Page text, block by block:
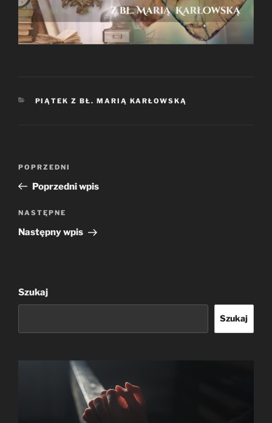
KATEGORIE
PIĄTEK Z BŁ. MARIĄ KARŁOWSKĄ
wpisu
Poprzedni
wpis
POPRZEDNI
Poprzedni wpis
Następny
wpis
NASTĘPNE
Następny wpis
Szukaj
Szukaj